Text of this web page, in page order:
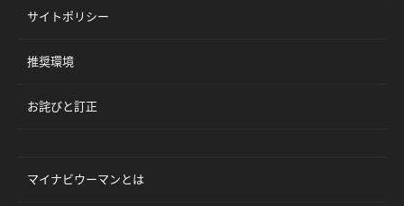
サイトポリシー
推奨環境
お詫びと訂正
マイナビウーマンとは